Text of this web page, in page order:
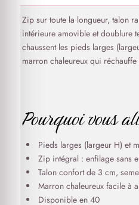
Zip sur toute la longueur, talon
intérieure amovible et doublure
chaussent les pieds larges
marron chaleureux qui réchauffe
Pourquoi vous
Pieds larges (largeur H) et
Zip intégral : enfilage sans
Talon confort de 3 cm,
Marron chaleureux facile à
Disponible en 40